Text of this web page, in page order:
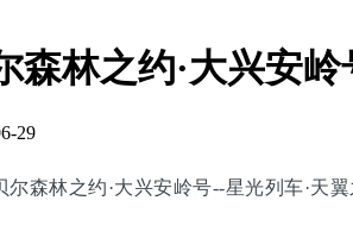
森林之约·大兴安
29
尔森林之约·大兴安岭号--星光列车·天翼